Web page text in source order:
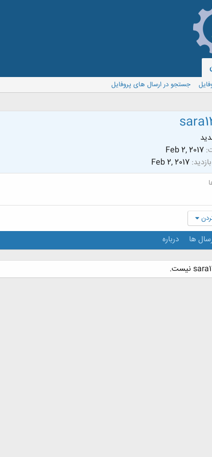
جستجو در ارسال های پروفایل
Feb 2, 2017
Feb 2, 2017
ها درباره